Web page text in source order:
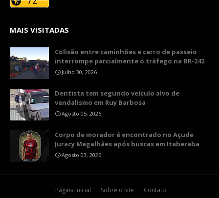
MAIS VISITADAS
Colisão entre caminhões e carro de passeio
interrompe parcialmente o tráfego na BR-242
Julho 30, 2026
Dentista tem segundo veículo alvo de
vandalismo em Ruy Barbosa
Agosto 05, 2026
Corpo de morador é encontrado no Açude
Juracy Magalhães após buscas em Itaberaba
Agosto 03, 2026
Página Inicial Sobre o Site Contato